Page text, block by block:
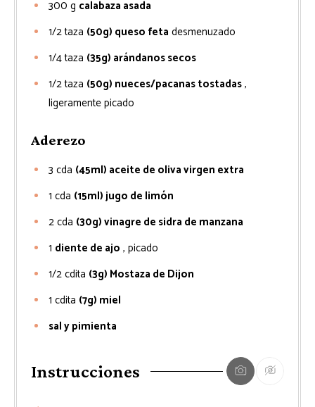
300 g calabaza asada
1/2taza (50g) queso feta desmenuzado
1/4taza (35g) arándanos secos
1/2taza (50g) nueces/pacanas tostadas,
ligeramente picado
Aderezo
3 cda (45ml) aceite de oliva virgen extra
1 cda (15ml) jugo de limón
2cda (30g) vinagre de sidra de manzana
1 diente de ajo , picado
1/2cdita (3g) Mostaza de Dijon
1 cdita (7g) miel
sal y pimienta
Instrucciones